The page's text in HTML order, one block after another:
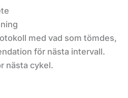
med vad som tömdes,
för nästa intervall.
nästa cykel.